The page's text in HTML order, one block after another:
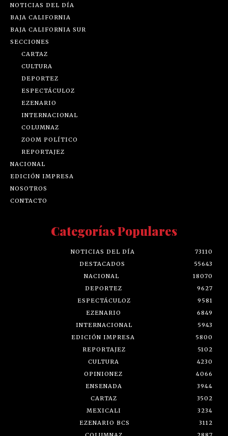
NOTICIAS DEL DÍA
BAJA CALIFORNIA
BAJA CALIFORNIA SUR
SECCIONES
CARTAZ
CULTURA
DEPORTEZ
ESPECTÁCULOZ
EZENARIO
INTERNACIONAL
COLUMNAZ
ZOOM POLÍTICO
REPORTAJEZ
NACIONAL
EDICIÓN IMPRESA
NOSOTROS
CONTACTO
Categorías Populares
NOTICIAS DEL DÍA
73110
DESTACADOS
55643
NACIONAL
18070
DEPORTEZ
9627
ESPECTÁCULOZ
9581
EZENARIO
6849
INTERNACIONAL
5943
EDICIÓN IMPRESA
5800
REPORTAJEZ
5102
CULTURA
4230
OPINIONEZ
4066
ENSENADA
3944
CARTAZ
3502
MEXICALI
3234
EZENARIO BCS
3112